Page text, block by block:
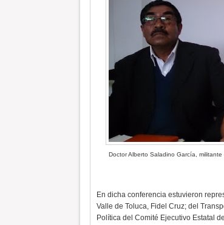
Doctor Alberto Saladino García,
En dicha conferencia estuvieron
Valle de Toluca, Fidel Cruz; del
Política del Comité Ejecutivo Estatal